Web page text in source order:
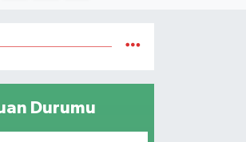
Durumu